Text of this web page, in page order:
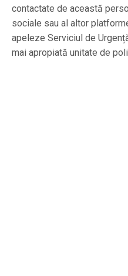
contactate de această
sociale sau al altor
apeleze Serviciul de
mai apropiată unitate de